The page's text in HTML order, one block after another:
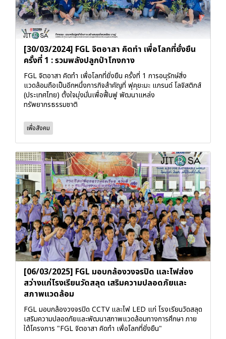
[30/03/2024] FGL จิตอาสา คิดทำ เพื่อโลกที่ยั่งยืน
ครั้งที่ 1 : รวมพลังปลูกป่าโกงกาง
FGL จิตอาสา คิดทำ เพื่อโลกที่ยั่งยืน ครั้งที่ 1 การอนุรักษ์สิ่ง
แวดล้อมถือเป็นอีกหนึ่งภารกิจสำคัญที่ ฟุคุยะมะ แกรนด์ โลจิสติกส์
(ประเทศไทย) ตั้งใจมุ่งมั่นเพื่อฟื้นฟู พัฒนาแหล่ง
ทรัพยากรธรรมชาติ
เพื่อสังคม
[06/03/2025] FGL มอบกล้องวงจรปิด และไฟส่อง
สว่างแก่โรงเรียนวัดสลุด เสริมความปลอดภัยและ
สภาพแวดล้อม
FGL มอบกล้องวงจรปิด CCTV และไฟ LED แก่ โรงเรียนวัดสลุด
เสริมความปลอดภัยและพัฒนาสภาพแวดล้อมทางการศึกษา ภาย
ใต้โครงการ "FGL จิตอาสา คิดทำ เพื่อโลกที่ยั่งยืน"